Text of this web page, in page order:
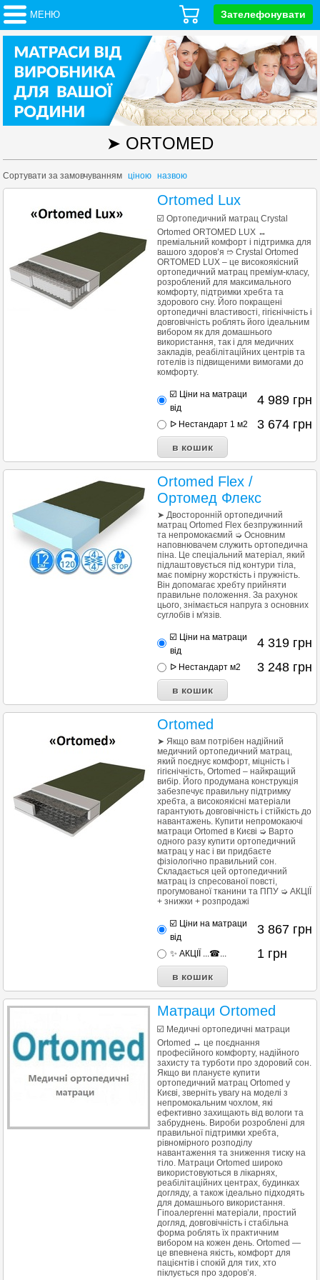
МЕНЮ Зателефонувати
➤ ORTOMED
Сортувати зазамовчуванням ціною назвою
Ortomed Lux
☑️ Ортопедичний матрац Crystal
Ortomed ORTOMED LUX ↔
преміальний комфорт і підтримка для
вашого здоров’я ➱ Crystal Ortomed
ORTOMED LUX – це високоякісний
ортопедичний матрац преміум-класу,
розроблений для максимального
комфорту, підтримки хребта та
здорового сну. Його покращені
ортопедичні властивості, гігієнічність і
довговічність роблять його ідеальним
вибором як для домашнього
використання, так і для медичних
закладів, реабілітаційних центрів та
готелів із підвищеними вимогами до
комфорту.
☑️ Ціни на матраци
від
4 989 грн
ᐅ Нестандарт 1 м2 3 674 грн
Ortomed Flex /
Ортомед Флекс
➤ Двосторонній ортопедичний
матрац Ortomed Flex безпружинний
та непромокаємий ➭ Основним
наповнювачем служить ортопедична
піна. Це спеціальний матеріал, який
підлаштовується під контури тіла,
має помірну жорсткість і пружність.
Він допомагає хребту прийняти
правильне положення. За рахунок
цього, знімається напруга з основних
суглобів і м'язів.
☑️ Ціни на матраци
від
4 319 грн
ᐅ Нестандарт м2 3 248 грн
Ortomed
➤ Якщо вам потрібен надійний
медичний ортопедичний матрац,
який поєднує комфорт, міцність і
гігієнічність, Ortomed – найкращий
вибір. Його продумана конструкція
забезпечує правильну підтримку
хребта, а високоякісні матеріали
гарантують довговічність і стійкість до
навантажень. Купити непромокаючі
матраци Ortomed в Києві ➭ Варто
одного разу купити ортопедичний
матрац у нас і ви придбаєте
фізіологічно правильний сон.
Складається цей ортопедичний
матрац із спресованої повсті,
прогумованої тканини та ППУ ➭ АКЦІЇ
+ знижки + розпродажі
☑️ Ціни на матраци
від
3 867 грн
✨ АКЦІЇ ...☎... 1 грн
Матраци Ortomed
☑️ Медичні ортопедичні матраци
Ortomed ↔ це поєднання
професійного комфорту, надійного
захисту та турботи про здоровий сон.
Якщо ви плануєте купити
ортопедичний матрац Ortomed у
Києві, зверніть увагу на моделі з
непромокальним чохлом, які
ефективно захищають від вологи та
забруднень. Вироби розроблені для
правильної підтримки хребта,
рівномірного розподілу
навантаження та зниження тиску на
тіло. Матраци Ortomed широко
використовуються в лікарнях,
реабілітаційних центрах, будинках
догляду, а також ідеально підходять
для домашнього використання.
Гіпоалергенні матеріали, простий
догляд, довговічність і стабільна
форма роблять їх практичним
вибором на кожен день. Ortomed —
це впевнена якість, комфорт для
пацієнтів і спокій для тих, хто
піклується про здоров’я.